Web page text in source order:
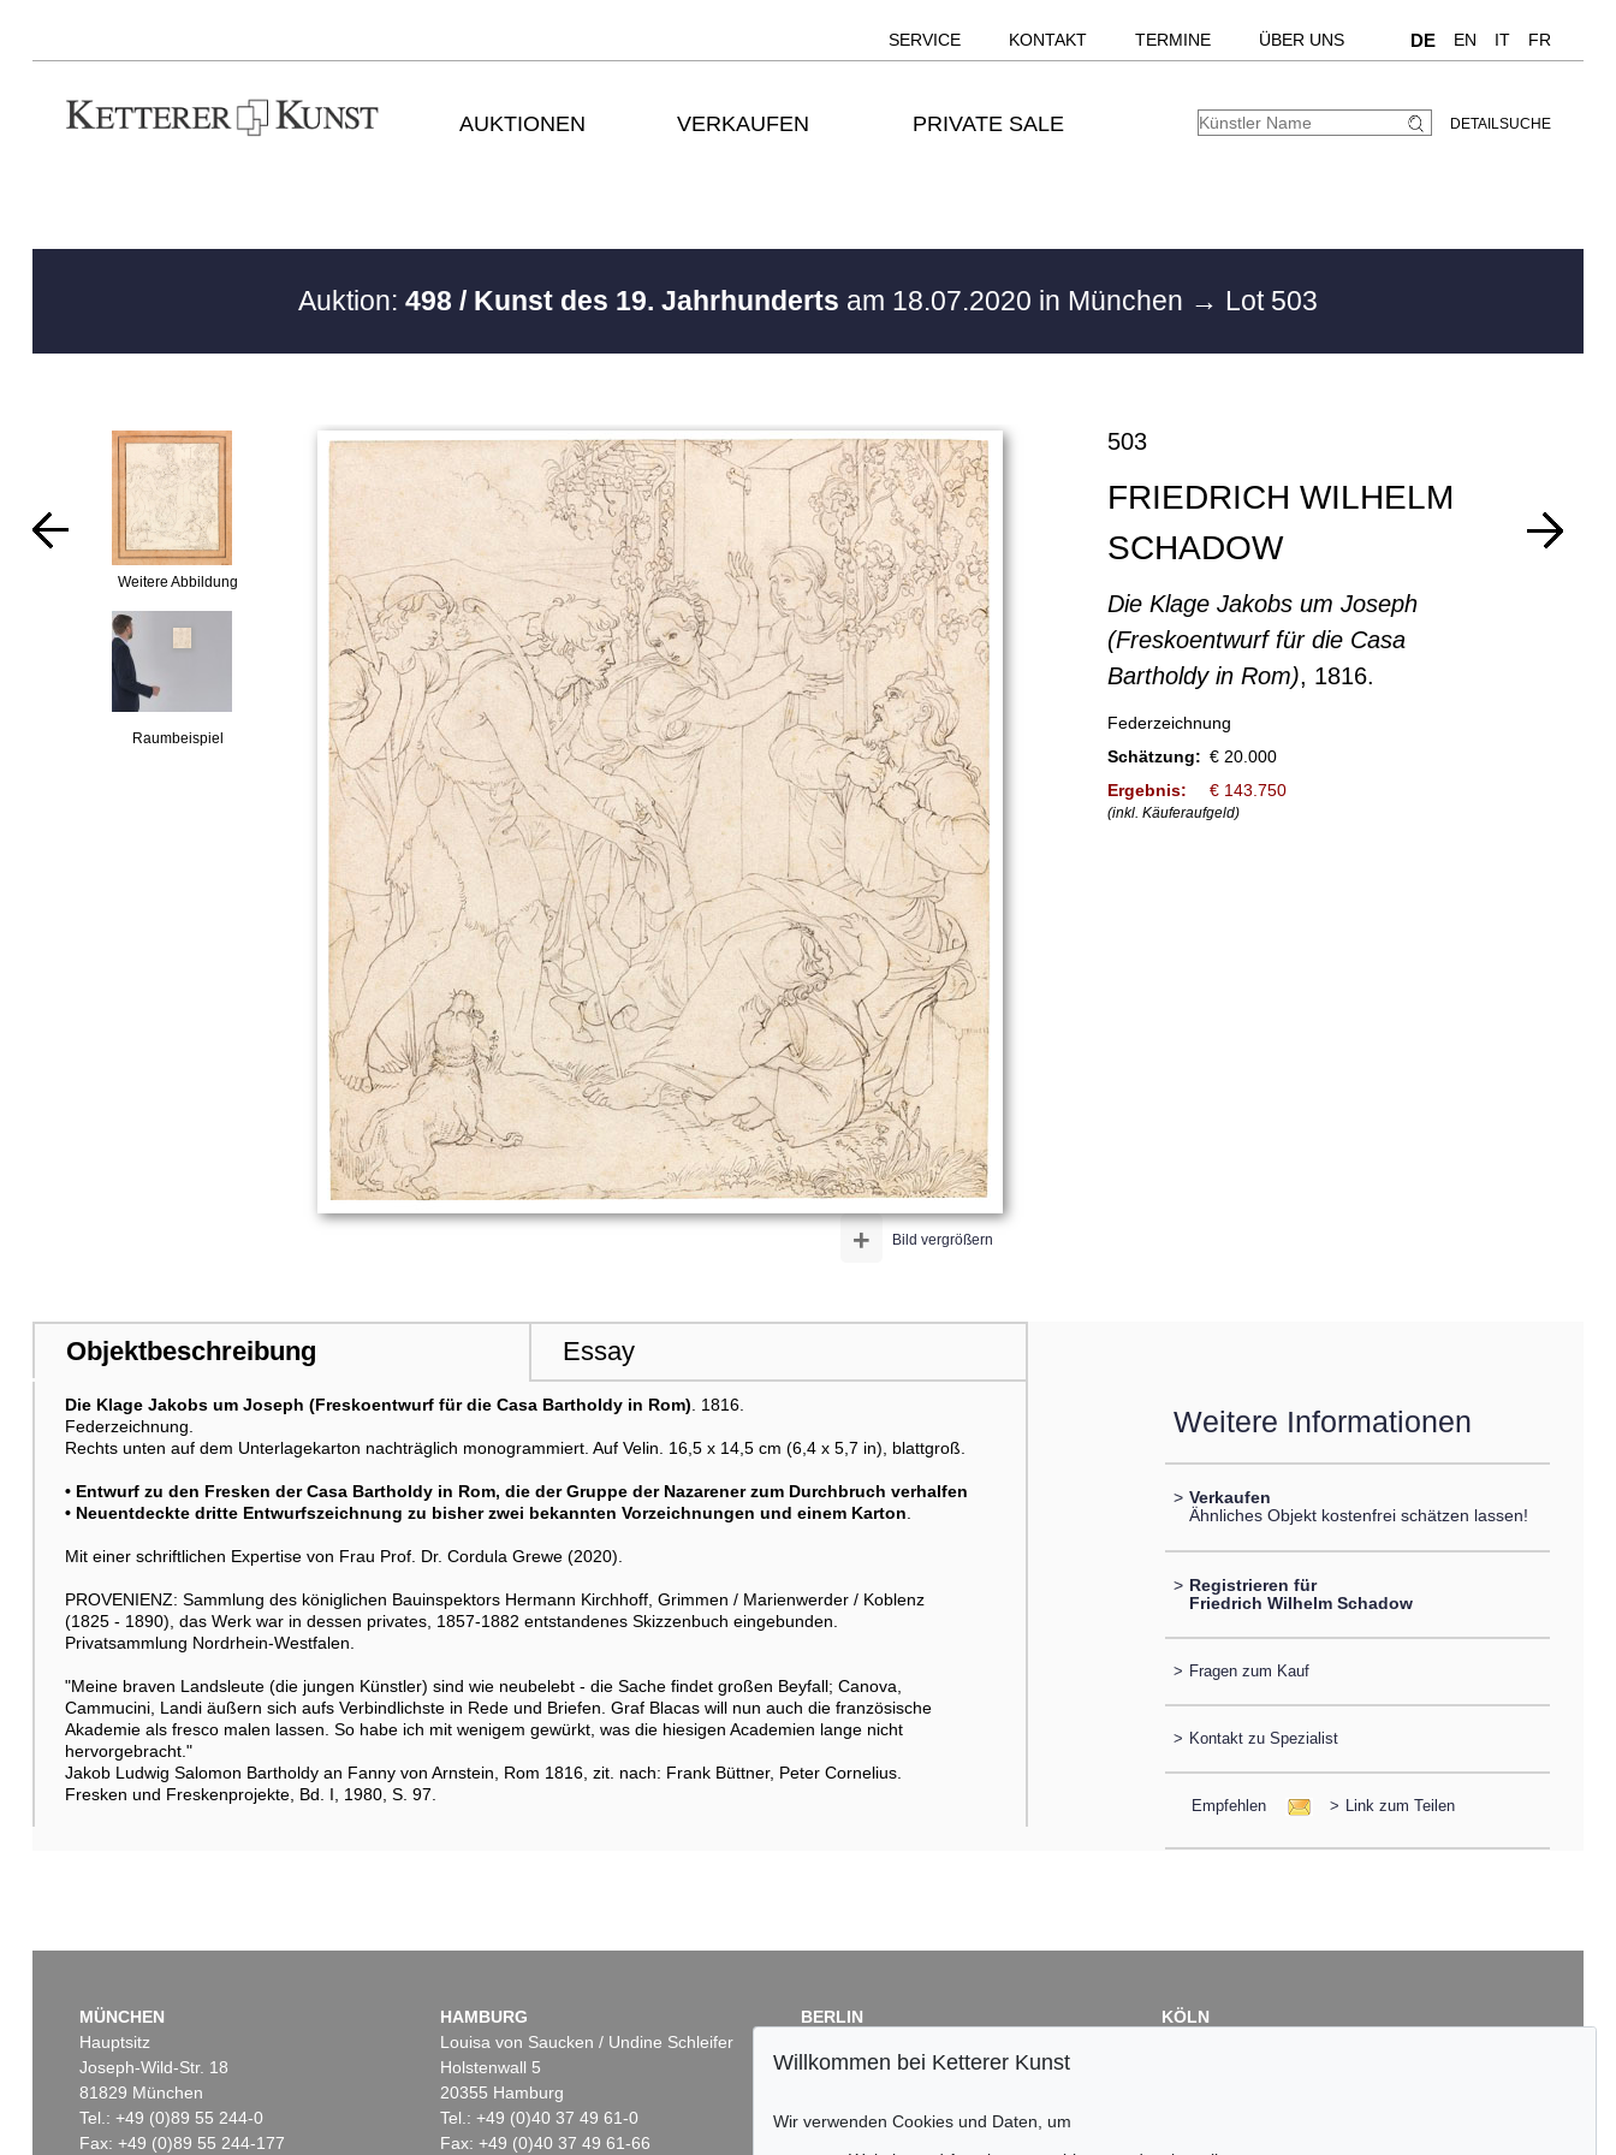
SERVICE KONTAKT TERMINE ÜBER UNS DE EN IT FR
AUKTIONEN VERKAUFEN PRIVATE SALE DETAILSUCHE
Auktion: 498 / Kunst des 19. Jahrhunderts am 18.07.2020 in München → Lot 503
Weitere Abbildung
Raumbeispiel
Bild vergrößern
+
503
FRIEDRICH WILHELM
SCHADOW
Die Klage Jakobs um Joseph
(Freskoentwurf für die Casa
Bartholdy in Rom), 1816.
Federzeichnung
Schätzung: € 20.000
Ergebnis:
€ 143.750
(inkl. Käuferaufgeld)
Objektbeschreibung Essay
Die Klage Jakobs um Joseph (Freskoentwurf für die Casa Bartholdy in Rom) . 1816.
Federzeichnung.
Rechts unten auf dem Unterlagekarton nachträglich monogrammiert. Auf Velin. 16,5 x 14,5 cm (6,4 x 5,7 in), blattgroß.
• Entwurf zu den Fresken der Casa Bartholdy in Rom, die der Gruppe der Nazarener zum Durchbruch verhalfen
• Neuentdeckte dritte Entwurfszeichnung zu bisher zwei bekannten Vorzeichnungen und einem Karton
Mit einer schriftlichen Expertise von Frau Prof. Dr. Cordula Grewe (2020).
PROVENIENZ: Sammlung des königlichen Bauinspektors Hermann Kirchhoff, Grimmen / Marienwerder / Koblenz
(1825 - 1890), das Werk war in dessen privates, 1857-1882 entstandenes Skizzenbuch eingebunden.
Privatsammlung Nordrhein-Westfalen.
"Meine braven Landsleute (die jungen Künstler) sind wie neubelebt - die Sache findet großen Beyfall; Canova,
Cammucini, Landi äußern sich aufs Verbindlichste in Rede und Briefen. Graf Blacas will nun auch die französische
Akademie als fresco malen lassen. So habe ich mit wenigem gewürkt, was die hiesigen Academien lange nicht
hervorgebracht."
Jakob Ludwig Salomon Bartholdy an Fanny von Arnstein, Rom 1816, zit. nach: Frank Büttner, Peter Cornelius.
Fresken und Freskenprojekte, Bd. I, 1980, S. 97.
Weitere Informationen
> Verkaufen
Ähnliches Objekt kostenfrei schätzen lassen!
> Registrieren für
Friedrich Wilhelm Schadow
> Fragen zum Kauf
> Kontakt zu Spezialist
Empfehlen > Link zum Teilen
MÜNCHEN
Hauptsitz
Joseph-Wild-Str. 18
81829 München
Tel.: +49 (0)89 55 244-0
Fax: +49 (0)89 55 244-177
HAMBURG
Louisa von Saucken / Undine Schleifer
Holstenwall 5
20355 Hamburg
Tel.: +49 (0)40 37 49 61-0
Fax: +49 (0)40 37 49 61-66
BERLIN
Fasanenstr. 70
Tel.: +49 (0)30 88 67 53-63
KÖLN
Willkommen bei Ketterer Kunst
Wir verwenden Cookies und Daten, um